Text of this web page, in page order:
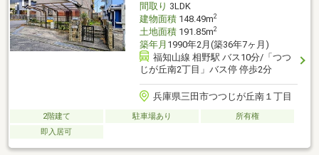
間取り 3LDK
建物面積148.49m2
土地面積191.85m2
築年月 1990年2月(築36年7ヶ月)
福知山線 相野駅 バス10分/「つつ
じが丘南2丁目」バス停 停歩2分
兵庫県三田市つつじが丘南１丁目
2階建て 駐車場あり
所有権
即入居可